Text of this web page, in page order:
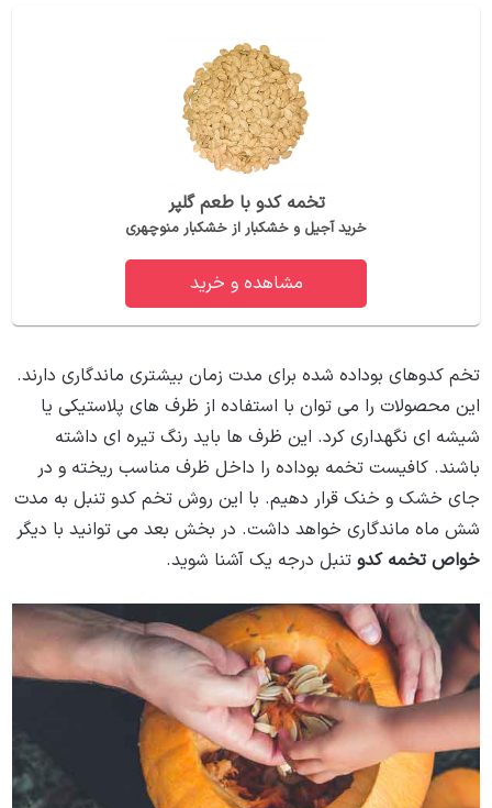
تخمه کدو با طعم گلپر
خرید آجیل و خشکبار از خشکبار منوچهری
مشاهده و خرید
تخم کدوهای بوداده شده برای مدت زمان بیشتری ماندگاری دارند.
این محصولات را می توان با استفاده از ظرف های پلاستیکی یا
شیشه ای نگهداری کرد. این ظرف ها باید رنگ تیره ای داشته
باشند. کافیست تخمه بوداده را داخل ظرف مناسب ریخته و در
جای خشک و خنک قرار دهیم. با این روش تخم کدو تنبل به مدت
شش ماه ماندگاری خواهد داشت. در بخش بعد می توانید با دیگر
خواص تخمه کدو تنبل درجه یک آشنا شوید.